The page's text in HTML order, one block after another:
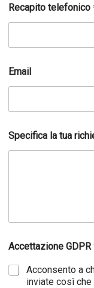
Recapito telefonico
t
u
R
c
a
p
Email
Specifica la tua
Accettazione GDPR
Acconsento a
inviate così